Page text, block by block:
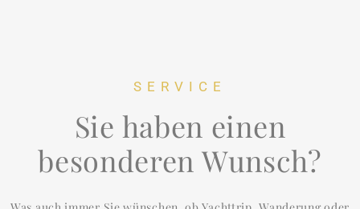
SERVICE
Sie haben einen
besonderen Wunsch?